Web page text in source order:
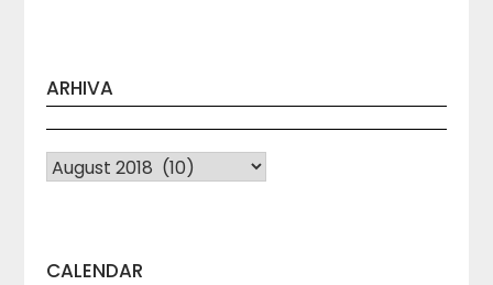
ARHIVA
Arhiva
CALENDAR